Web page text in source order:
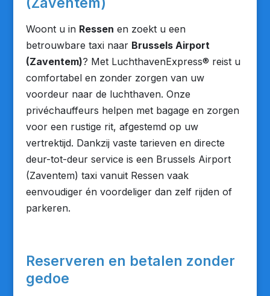
Woont u in Ressen en zoekt u een
betrouwbare taxi naar Brussels Airport
(Zaventem)? Met LuchthavenExpress® reist u
comfortabel en zonder zorgen van uw
voordeur naar de luchthaven. Onze
privéchauffeurs helpen met bagage en zorgen
voor een rustige rit, afgestemd op uw
vertrektijd. Dankzij vaste tarieven en directe
deur-tot-deur service is een Brussels Airport
(Zaventem) taxi vanuit Ressen vaak
eenvoudiger én voordeliger dan zelf rijden of
parkeren.
Reserveren en betalen zonder
gedoe